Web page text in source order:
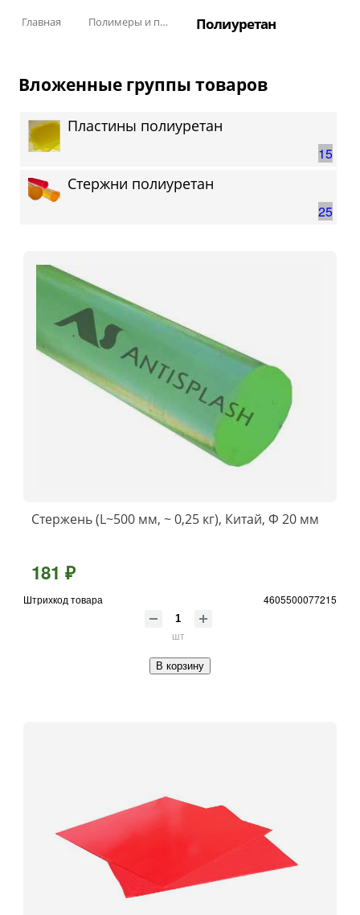
Главная Полимеры и пластики Полиуретан
Вложенные группы товаров
15
Пластины полиуретан
25
Стержни полиуретан
Стержень (L~500 мм, ~ 0,25 кг), Китай, Ф 20 мм
181 ₽
Штрихкод товара 4605500077215
шт
В корзину